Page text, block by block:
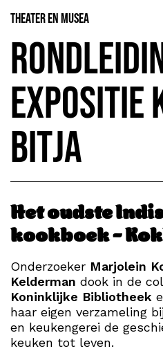
Theater en Musea
expositie
Bitja
Het oudste
kookboek –
Onderzoeker Marjolein
Kelderman dook in de
Koninklijke Bibliotheek
haar eigen verzameling
en keukengerei de
keuken tot leven.